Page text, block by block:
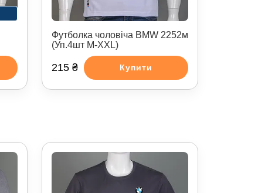
Футболка чоловіча BMW 2252м
(Уп.4шт M-XXL)
215 ₴ Купити